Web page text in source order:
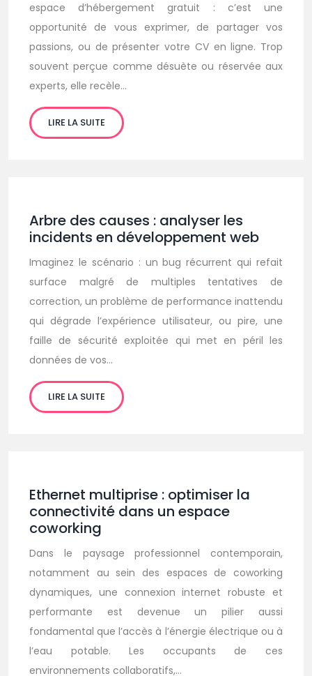
espace d’hébergement gratuit : c’est une
opportunité de vous exprimer, de partager vos
passions, ou de présenter votre CV en ligne. Trop
souvent perçue comme désuète ou réservée aux
experts, elle recèle…
LIRE LA SUITE
Arbre des causes : analyser les
incidents en développement web
Imaginez le scénario : un bug récurrent qui refait
surface malgré de multiples tentatives de
correction, un problème de performance inattendu
qui dégrade l’expérience utilisateur, ou pire, une
faille de sécurité exploitée qui met en péril les
données de vos…
LIRE LA SUITE
Ethernet multiprise : optimiser la
connectivité dans un espace
coworking
Dans le paysage professionnel contemporain,
notamment au sein des espaces de coworking
dynamiques, une connexion internet robuste et
performante est devenue un pilier aussi
fondamental que l’accès à l’énergie électrique ou à
l’eau potable. Les occupants de ces
environnements collaboratifs,…